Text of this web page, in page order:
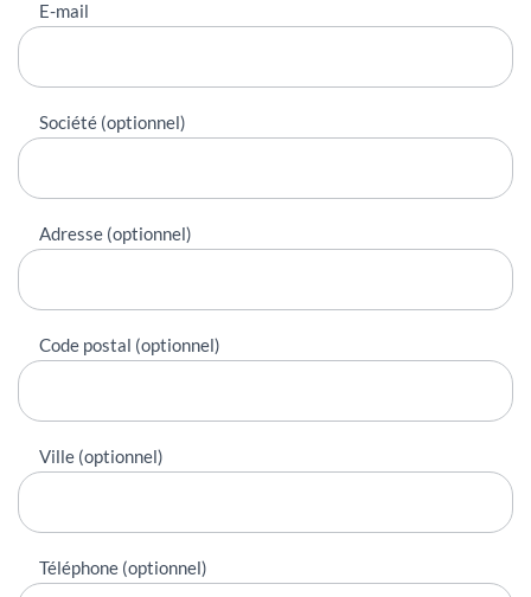
E-mail
Société (optionnel)
Adresse (optionnel)
Code postal (optionnel)
Ville (optionnel)
Téléphone (optionnel)